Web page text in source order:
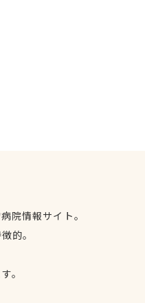
院情報サイト。
的。
。